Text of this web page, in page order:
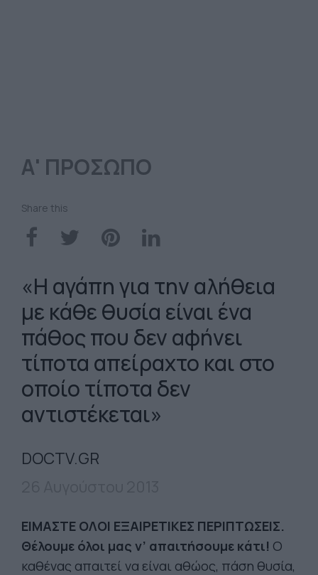
Α' ΠΡΟΣΩΠΟ
Share this
«Η αγάπη για την αλήθεια
με κάθε θυσία είναι ένα
πάθος που δεν αφήνει
τίποτα απείραχτο και στο
οποίο τίποτα δεν
αντιστέκεται»
DOCTV.GR
ΕΙΜΑΣΤΕ ΟΛΟΙ ΕΞΑΙΡΕΤΙΚΕΣ ΠΕΡΙΠΤΩΣΕΙΣ.
Θέλουμε όλοι μας ν’ απαιτήσουμε κάτι! Ο
καθένας απαιτεί να είναι αθώος, πάση θυσία,